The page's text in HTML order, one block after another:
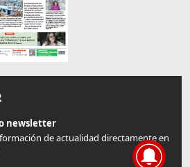
newsletter
de actualidad directamente en